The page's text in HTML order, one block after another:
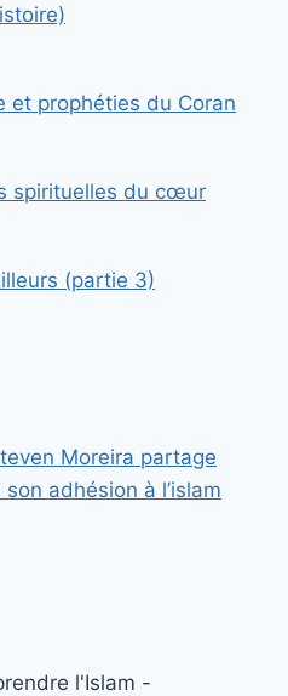
et prophéties du Coran
spirituelles du cœur
(partie 3)
Moreira partage
adhésion à l’islam
l'Islam -